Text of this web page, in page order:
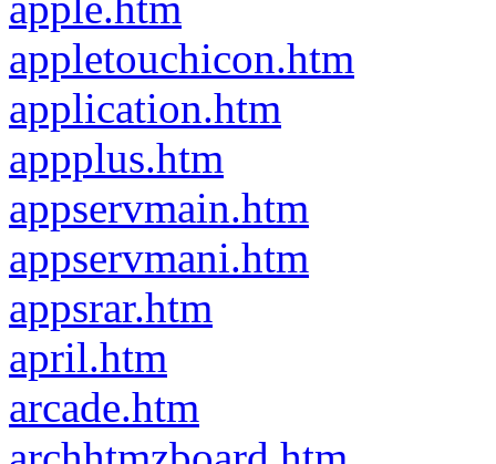
appletouchicon.htm
application.htm
appplus.htm
appservmain.htm
appservmani.htm
appsrar.htm
april.htm
arcade.htm